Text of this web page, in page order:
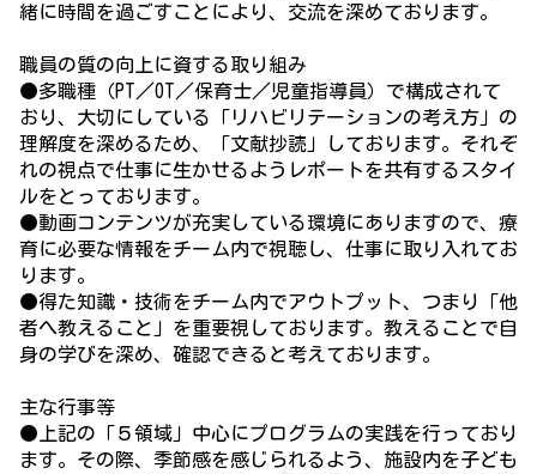
緒に時間を過ごすことにより、交流を深めております。
職員の質の向上に資する取り組み
●多職種（PT／OT／保育士／児童指導員）で構成されて
おり、大切にしている「リハビリテーションの考え方」の
理解度を深めるため、「文献抄読」しております。それぞ
れの視点で仕事に生かせるようレポートを共有するスタイ
ルをとっております。
●動画コンテンツが充実している環境にありますので、療
育に必要な情報をチーム内で視聴し、仕事に取り入れてお
ります。
●得た知識・技術をチーム内でアウトプット、つまり「他
者へ教えること」を重要視しております。教えることで自
身の学びを深め、確認できると考えております。
主な行事等
●上記の「５領域」中心にプログラムの実践を行っており
ます。その際、季節感を感じられるよう、施設内を子ども